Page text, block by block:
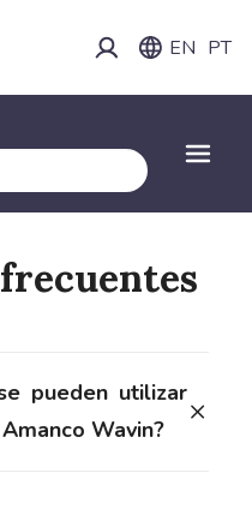
EN PT
pueden utilizar
Wavin?